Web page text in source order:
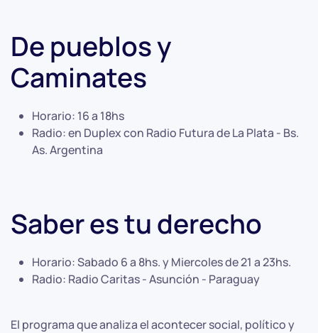
De pueblos y
Caminates
Horario: 16 a 18hs
Radio:en Duplex con Radio Futura de La Plata - Bs.
As. Argentina
Saber es tu derecho
Horario:Sabado 6 a 8hs. y Miercoles de 21 a 23hs.
Radio: Radio Caritas - Asunción - Paraguay
El programa que analiza el acontecer social, político y